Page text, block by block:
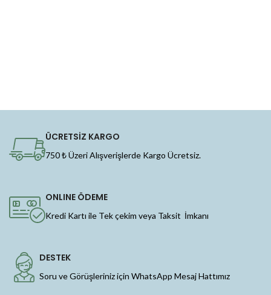
ÜCRETSİZ KARGO
750 ₺ Üzeri Alışverişlerde Kargo Ücretsiz.
ONLINE ÖDEME
Kredi Kartı ile Tek çekim veya Taksit İmkanı
DESTEK
Soru ve Görüşleriniz için WhatsApp Mesaj Hattımız